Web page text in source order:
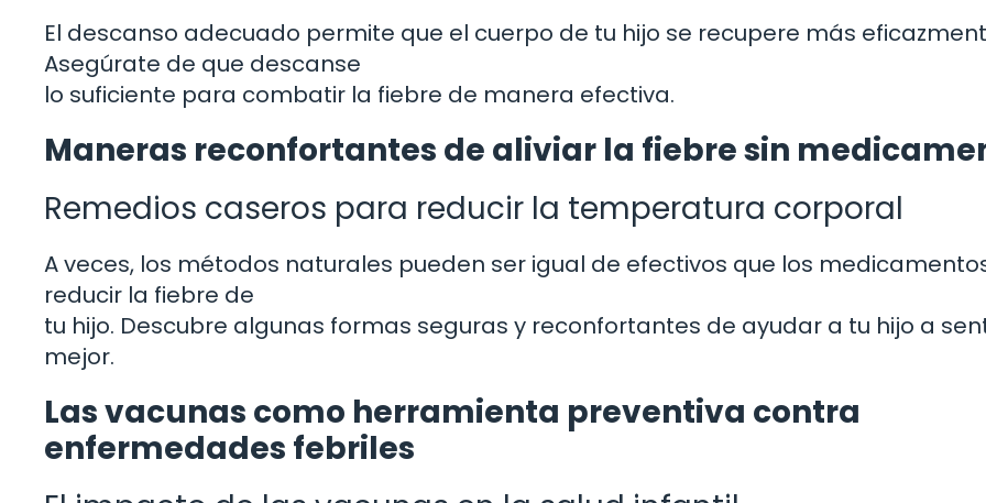
El descanso adecuado permite que el cuerpo de tu hijo se recupere más
Asegúrate de que descanse
lo suficiente para combatir la fiebre de manera efectiva.
Maneras reconfortantes de aliviar la fiebre sin
Remedios caseros para reducir la temperatura corporal
A veces, los métodos naturales pueden ser igual de efectivos que los
reducir la fiebre de
tu hijo. Descubre algunas formas seguras y reconfortantes de ayudar a tu hijo a
mejor.
Las vacunas como herramienta preventiva contra
enfermedades febriles